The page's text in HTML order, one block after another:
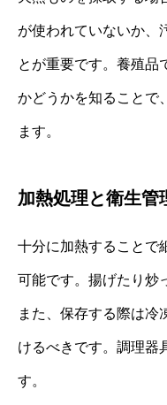
が使われていないか、
とが重要です。養殖品
かどうかを知ることで
ます。
加熱処理と衛生管
十分に加熱することで
可能です。揚げたり炒
また、保存する際は冷
けるべきです。調理器
す。